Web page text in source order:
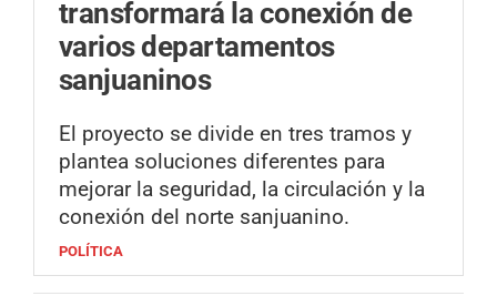
transformará la conexión de
varios departamentos
sanjuaninos
El proyecto se divide en tres tramos y
plantea soluciones diferentes para
mejorar la seguridad, la circulación y la
conexión del norte sanjuanino.
POLÍTICA